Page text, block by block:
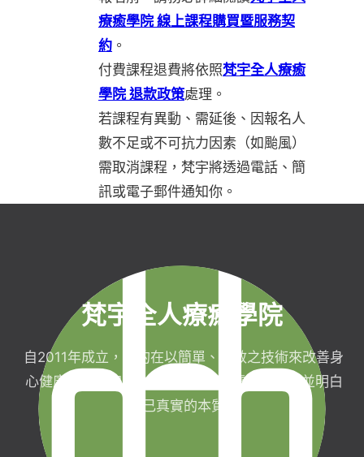
療癒學院 線上課程購買暨服務契
約 。
付費課程退費將依照梵宇全人療癒
學院 退款政策處理。
若課程有異動、需延後、因報名人
數不足或不可抗力因素（如颱風）
需取消課程，梵宇將透過電話、簡
訊或電子郵件通知你。
梵宇全人療癒學院
自2011年成立，目的在以簡單、有效之技術來改善身
心健康，協助完成生命目標與實現靈性生活，並明白
自己真實的本質。